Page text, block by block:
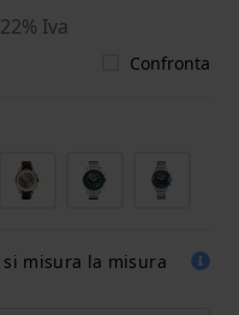
Iva
Confronta
misura la misura